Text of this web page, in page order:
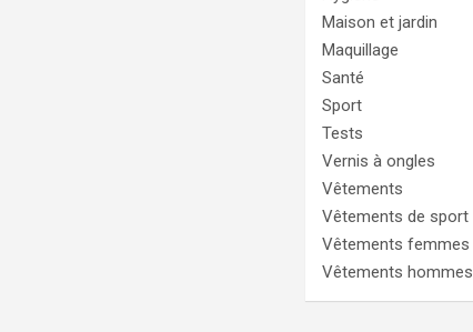
Maison et jardin
Maquillage
Santé
Sport
Tests
Vernis à ongles
Vêtements
Vêtements de sport
Vêtements femmes
Vêtements hommes